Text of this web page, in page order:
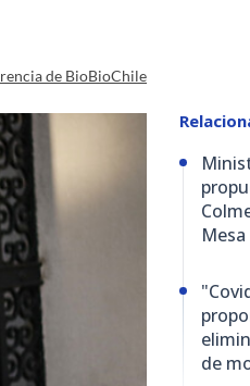
de BioBioChile
de